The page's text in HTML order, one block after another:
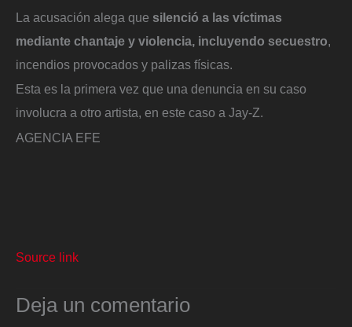
La acusación alega que silenció a las víctimas
mediante chantaje y violencia, incluyendo secuestro,
incendios provocados y palizas físicas.
Esta es la primera vez que una denuncia en su caso
involucra a otro artista, en este caso a Jay-Z.
AGENCIA EFE
Source link
Deja un comentario